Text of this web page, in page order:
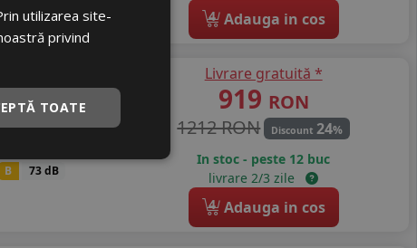
4 Adauga in cos
B 73 dB
Livrare gratuită *
919 RON
1212 RON
Discount24%
In stoc - peste 12 buc
livrare 2/3 zile
4 Adauga in cos
utilizarea site-
privind
TOATE